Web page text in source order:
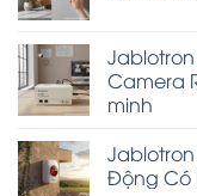
Jablotron
Camera
minh
Jablotron
Động Có